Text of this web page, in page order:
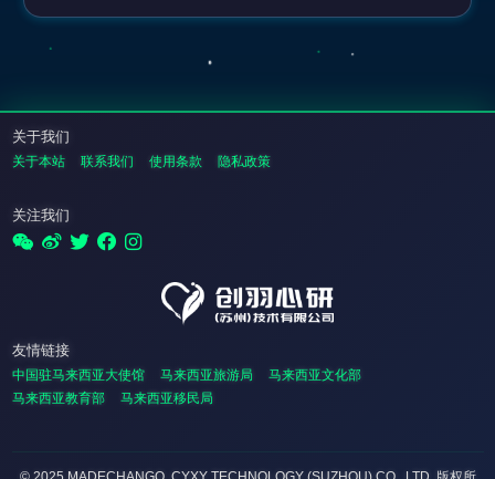
关于我们
关于本站 联系我们 使用条款 隐私政策
关注我们
友情链接
中国驻马来西亚大使馆 马来西亚旅游局
马来西亚文化部
马来西亚教育部
马来西亚移民局